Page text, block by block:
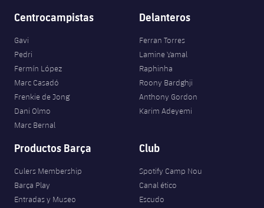
Centrocampistas
Gavi
Pedri
Fermín López
Marc Casadó
Frenkie de Jong
Dani Olmo
Marc Bernal
Delanteros
Ferran Torres
Lamine Yamal
Raphinha
Roony Bardghji
Anthony Gordon
Karim Adeyemi
Productos Barça
Culers Membership
Barça Play
Entradas y Museo
Club
Spotify Camp Nou
Canal ético
Escudo